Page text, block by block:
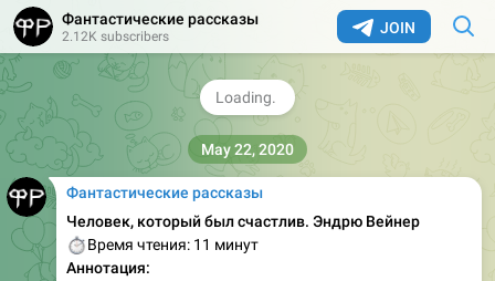
JOIN
Фантастические рассказы
2.12K subscribers
Автор канала @kodjima33
Чат @accelerateinc
Фантастические рассказы
Человек, который был счастлив. Эндрю Вейнер
Время чтения: 11 минут
Аннотация:
May 22, 2020